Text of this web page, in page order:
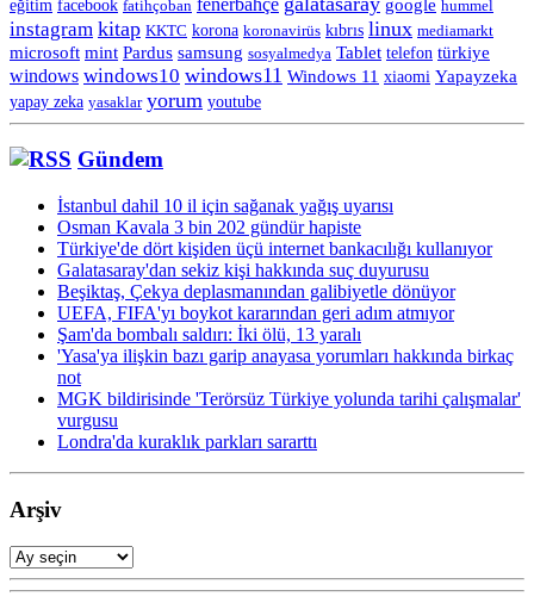
eğitim facebook fatihçoban google hummel
instagram kitap KKTC korona koronavirüs kıbrıs linux mediamarkt
microsoft mint Pardus samsung sosyalmedya Tablet telefon türkiye
windows windows10 windows11 Windows 11 xiaomi Yapayzeka
yapay zeka yasaklar yorum youtube
Gündem
İstanbul dahil 10 il için sağanak yağış uyarısı
Osman Kavala 3 bin 202 gündür hapiste
Türkiye'de dört kişiden üçü internet bankacılığı kullanıyor
Galatasaray'dan sekiz kişi hakkında suç duyurusu
Beşiktaş, Çekya deplasmanından galibiyetle dönüyor
UEFA, FIFA'yı boykot kararından geri adım atmıyor
Şam'da bombalı saldırı: İki ölü, 13 yaralı
'Yasa'ya ilişkin bazı garip anayasa yorumları hakkında birkaç
not
MGK bildirisinde 'Terörsüz Türkiye yolunda tarihi çalışmalar'
vurgusu
Londra'da kuraklık parkları sararttı
Arşiv
Arşiv